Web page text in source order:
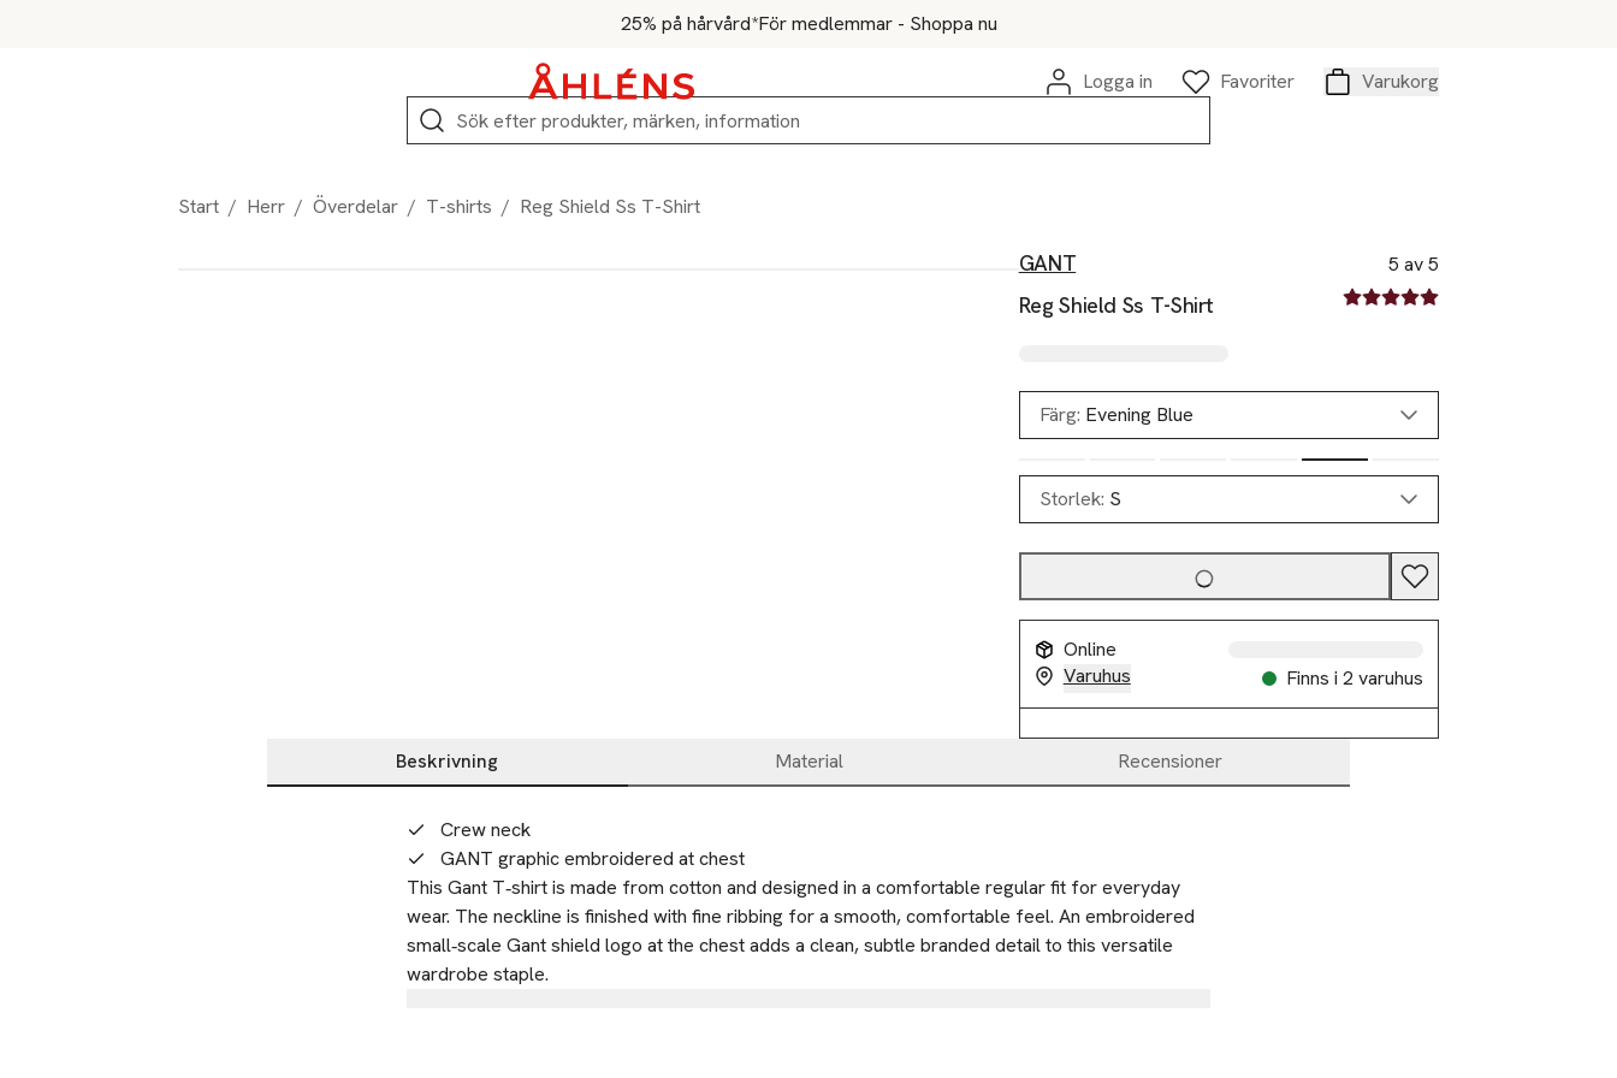
25% på hårvård*För medlemmar - Shoppa nu
Logga in
Favoriter
Varukorg
Sök
Start / Herr / Överdelar / T-shirts / Reg Shield Ss T-Shirt
GANT
Reg Shield Ss T-Shirt
5 av 5
5 av fem stjärnor
Färg: Evening Blue
Storlek: S
Online
Varuhus
Finns i 2 varuhus
Beskrivning Material Recensioner
Beskrivning
Crew neck
GANT graphic embroidered at chest
This Gant T‑shirt is made from cotton and designed in a comfortable regular fit for everyday
wear. The neckline is finished with fine ribbing for a smooth, comfortable feel. An embroidered
small‑scale Gant shield logo at the chest adds a clean, subtle branded detail to this versatile
wardrobe staple.